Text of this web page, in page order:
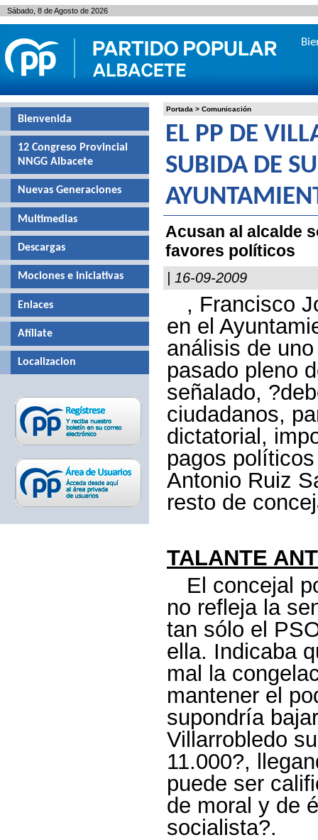
Portada > Comunicación
EL PP DE
SUBIDA DE
Acusan al alcalde
favores políticos
| 16-09-2009
, Francisco
en el
análisis de
pasado pleno
señalado,
ciudadanos,
dictatorial,
pagos
Antonio Ruiz
resto de
TALANTE
El concejal
no refleja la
tan sólo el
ella. Indicaba
mal la
mantener el
supondría
Villarrobledo
11.000?,
puede ser
de moral y de
socialista?.
Bienvenida
12 Congreso Provincial
NNGG Albacete
Nuevas Generaciones
Multimedias
Descargas
Mociones e iniciativas
Enlaces
Afíliate
Localizacion
Sábado, 8 de Agosto de 2026